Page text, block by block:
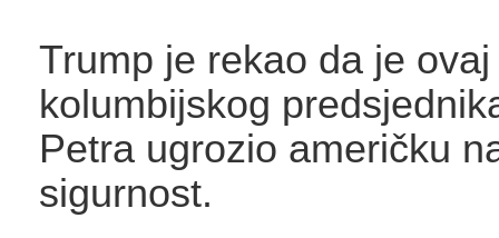
Trump je rekao da je
kolumbijskog
Petra ugrozio američku
sigurnost.